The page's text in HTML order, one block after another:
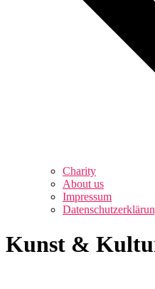
Charity
About us
Impressum
Kunst &